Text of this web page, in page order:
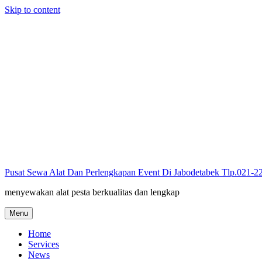
Skip to content
Pusat Sewa Alat Dan Perlengkapan Event Di Jabodetabek Tlp.021-
menyewakan alat pesta berkualitas dan lengkap
Menu
Home
Services
News